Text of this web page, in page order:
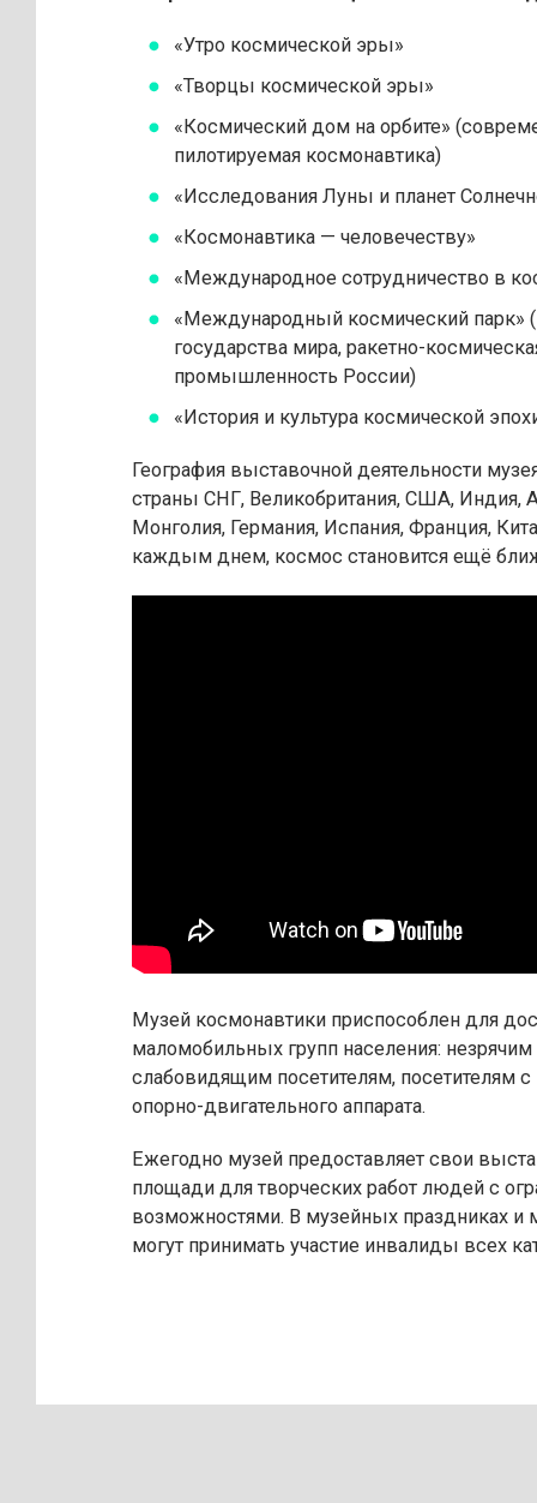
«Утро космической эры»
«Творцы космической эры»
«Космический дом на орбите»
пилотируемая космонавтика)
«Исследования Луны и планет
«Космонавтика — человечеству»
«Международное сотрудничество в
«Международный космический парк»
государства мира, ракетно-
промышленность России)
«История и культура космической
География выставочной деятельности
страны СНГ, Великобритания, США, Индия,
Монголия, Германия, Испания, Франция,
каждым днем, космос становится ещё
Музей космонавтики приспособлен для
маломобильных групп населения: незрячим
слабовидящим посетителям, посетителям
опорно-двигательного аппарата.
Ежегодно музей предоставляет свои
площади для творческих работ людей с
возможностями. В музейных праздниках и
могут принимать участие инвалиды всех